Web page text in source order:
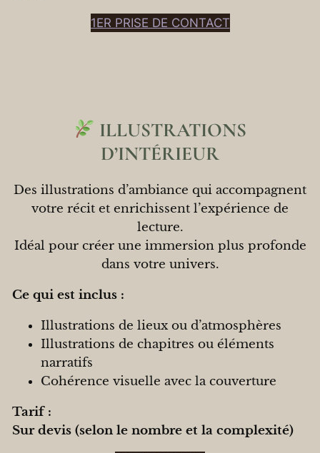
1ER PRISE DE CONTACT
ILLUSTRATIONS
D’INTÉRIEUR
Des illustrations d’ambiance qui accompagnent
votre récit et enrichissent l’expérience de
lecture.
Idéal pour créer une immersion plus profonde
dans votre univers.
Ce qui est inclus :
Illustrations de lieux ou d’atmosphères
Illustrations de chapitres ou éléments
narratifs
Cohérence visuelle avec la couverture
Tarif :
Sur devis (selon le nombre et la complexité)